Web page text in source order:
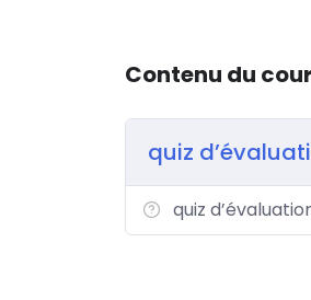
Contenu du
quiz
quiz